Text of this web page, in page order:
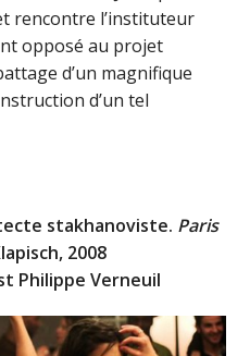
rencontre l’instituteur
opposé au projet
d’un magnifique
d’un tel
stakhanoviste. Paris
2008
Philippe Verneuil